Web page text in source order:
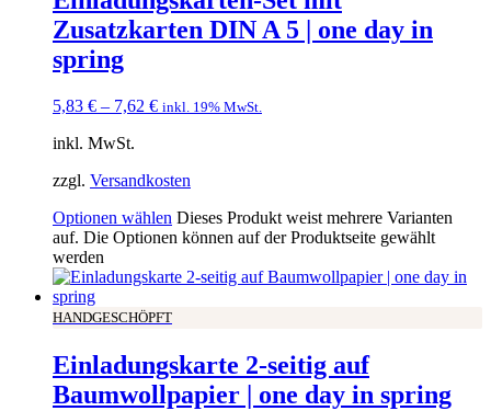
Zusatzkarten DIN A 5 | one day in
spring
5,83 € – 7,62 € inkl. 19% MwSt.
inkl. MwSt.
zzgl. Versandkosten
Optionen wählen Dieses Produkt weist mehrere Varianten
auf. Die Optionen können auf der Produktseite gewählt
werden
HANDGESCHÖPFT
Einladungskarte 2-seitig auf
Baumwollpapier | one day in spring